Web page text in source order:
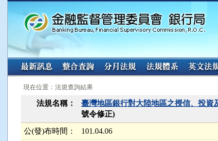
:::
現在位置：法規查詢結果
法規名稱：
臺灣地區銀行對大陸地區之授信、投資
號令修正)
公(發)布時間： 101.04.06